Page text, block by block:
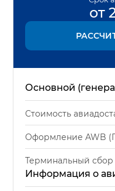
от
Основной
Стоимость
Оформление AWB
Терминальный сбор
Информация о